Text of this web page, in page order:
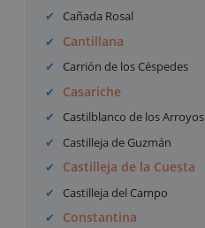
Cañada Rosal
Cantillana
Carrión de los Céspedes
Casariche
Castilblanco de los Arroyos
Castilleja de Guzmán
Castilleja de la Cuesta
Castilleja del Campo
Constantina